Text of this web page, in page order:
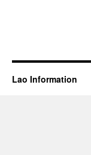
Lao Information